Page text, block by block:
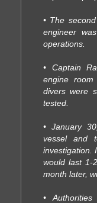
• The
engineer
operations.
• Captain
engine
divers were
tested.
• January
vessel and
investigation.
would last 1-
month later,
•